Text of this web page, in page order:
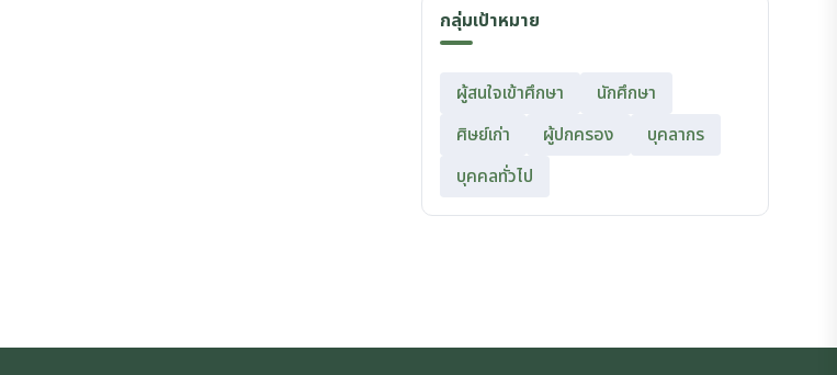
กลุ่มเป้าหมาย
ผู้สนใจเข้าศึกษา
นักศึกษา
ศิษย์เก่า
ผู้ปกครอง
บุคลากร
บุคคลทั่วไป